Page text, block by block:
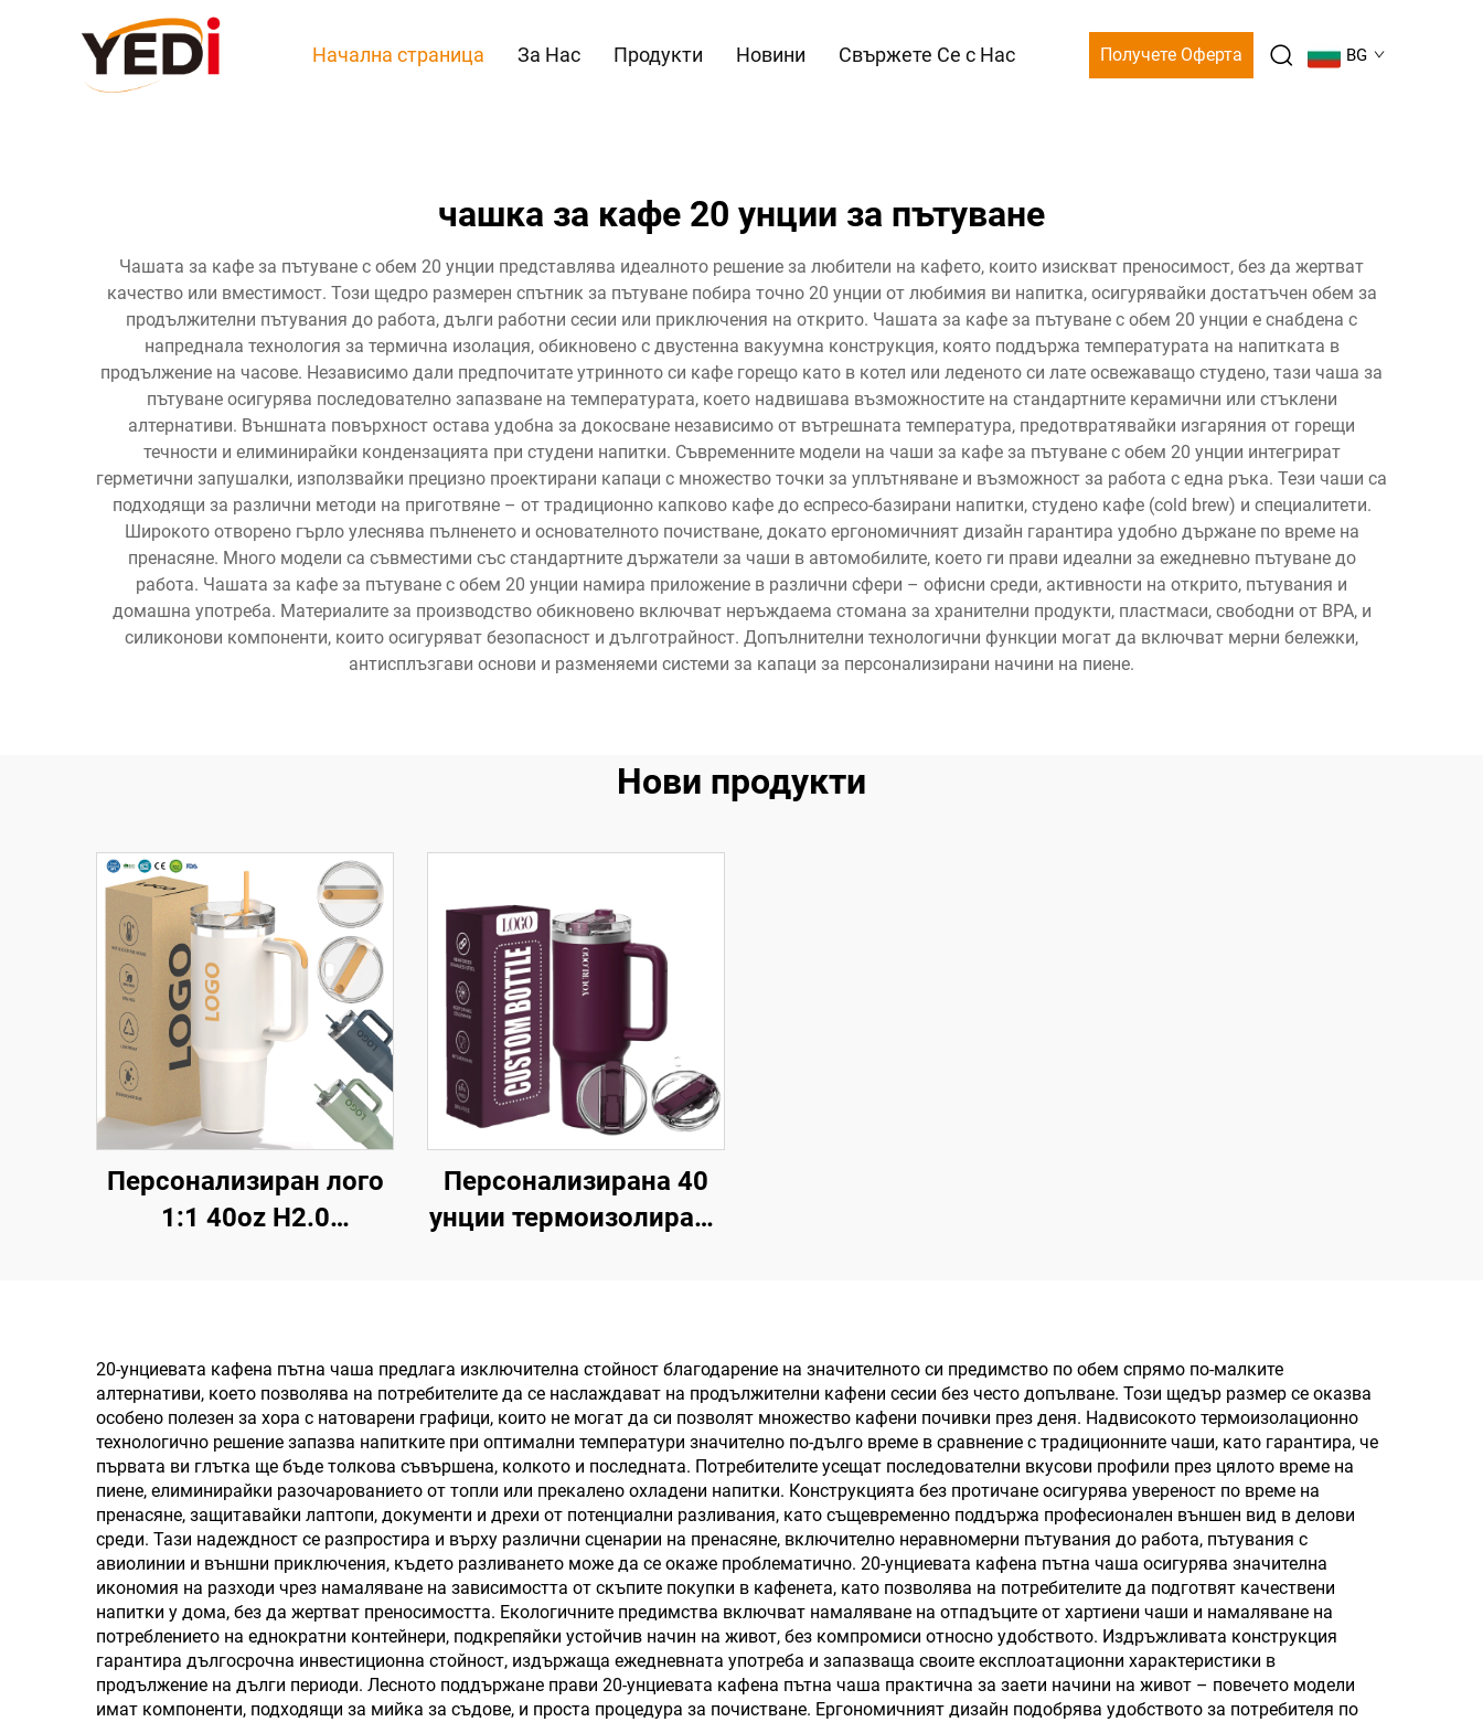
Начална страница За Нас Продукти Новини Свържете Се с Нас Получете Оферта BG
чашка за кафе 20 унции за пътуване
Чашата за кафе за пътуване с обем 20 унции представлява идеалното решение за любители на кафето, които изискват преносимост, без да жертват
качество или вместимост. Този щедро размерен спътник за пътуване побира точно 20 унции от любимия ви напитка, осигурявайки достатъчен обем за
продължителни пътувания до работа, дълги работни сесии или приключения на открито. Чашата за кафе за пътуване с обем 20 унции е снабдена с
напреднала технология за термична изолация, обикновено с двустенна вакуумна конструкция, която поддържа температурата на напитката в
продължение на часове. Независимо дали предпочитате утринното си кафе горещо като в котел или леденото си лате освежаващо студено, тази чаша за
пътуване осигурява последователно запазване на температурата, което надвишава възможностите на стандартните керамични или стъклени
алтернативи. Външната повърхност остава удобна за докосване независимо от вътрешната температура, предотвратявайки изгаряния от горещи
течности и елиминирайки кондензацията при студени напитки. Съвременните модели на чаши за кафе за пътуване с обем 20 унции интегрират
герметични запушалки, използвайки прецизно проектирани капаци с множество точки за уплътняване и възможност за работа с една ръка. Тези чаши са
подходящи за различни методи на приготвяне – от традиционно капково кафе до еспресо-базирани напитки, студено кафе (cold brew) и специалитети.
Широкото отворено гърло улеснява пълненето и основателното почистване, докато ергономичният дизайн гарантира удобно държане по време на
пренасяне. Много модели са съвместими със стандартните държатели за чаши в автомобилите, което ги прави идеални за ежедневно пътуване до
работа. Чашата за кафе за пътуване с обем 20 унции намира приложение в различни сфери – офисни среди, активности на открито, пътувания и
домашна употреба. Материалите за производство обикновено включват неръждаема стомана за хранителни продукти, пластмаси, свободни от BPA, и
силиконови компоненти, които осигуряват безопасност и дълготрайност. Допълнителни технологични функции могат да включват мерни бележки,
антисплъзгави основи и разменяеми системи за капаци за персонализирани начини на пиене.
Нови продукти
Персонализиран лого
1:1 40oz H2.0
неръждаема стомана
със сламка за
Валентинов ден и
къмпинг
Персонализирана 40
унции термоизолирана
дръжка, пътуваща
кафе чаша за офис,
комплект за подарък
20-унциевата кафена пътна чаша предлага изключителна стойност благодарение на значителното си предимство по обем спрямо по-малките
алтернативи, което позволява на потребителите да се наслаждават на продължителни кафени сесии без често допълване. Този щедър размер се оказва
особено полезен за хора с натоварени графици, които не могат да си позволят множество кафени почивки през деня. Надвисокото термоизолационно
технологично решение запазва напитките при оптимални температури значително по-дълго време в сравнение с традиционните чаши, като гарантира, че
първата ви глътка ще бъде толкова съвършена, колкото и последната. Потребителите усещат последователни вкусови профили през цялото време на
пиене, елиминирайки разочарованието от топли или прекалено охладени напитки. Конструкцията без протичане осигурява увереност по време на
пренасяне, защитавайки лаптопи, документи и дрехи от потенциални разливания, като същевременно поддържа професионален външен вид в делови
среди. Тази надеждност се разпростира и върху различни сценарии на пренасяне, включително неравномерни пътувания до работа, пътувания с
авиолинии и външни приключения, където разливането може да се окаже проблематично. 20-унциевата кафена пътна чаша осигурява значителна
икономия на разходи чрез намаляване на зависимостта от скъпите покупки в кафенета, като позволява на потребителите да подготвят качествени
напитки у дома, без да жертват преносимостта. Екологичните предимства включват намаляване на отпадъците от хартиени чаши и намаляване на
потреблението на еднократни контейнери, подкрепяйки устойчив начин на живот, без компромиси относно удобството. Издръжливата конструкция
гарантира дългосрочна инвестиционна стойност, издържаща ежедневната употреба и запазваща своите експлоатационни характеристики в
продължение на дълги периоди. Лесното поддържане прави 20-унциевата кафена пътна чаша практична за заети начини на живот – повечето модели
имат компоненти, подходящи за мийка за съдове, и проста процедура за почистване. Ергономичният дизайн подобрява удобството за потребителя по